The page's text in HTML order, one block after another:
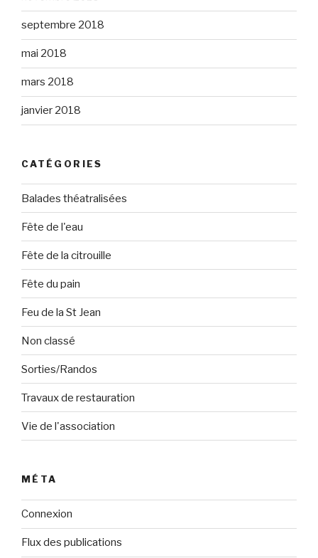
septembre 2018
mai 2018
mars 2018
janvier 2018
CATÉGORIES
Balades théatralisées
Fête de l'eau
Fête de la citrouille
Fête du pain
Feu de la St Jean
Non classé
Sorties/Randos
Travaux de restauration
Vie de l'association
MÉTA
Connexion
Flux des publications